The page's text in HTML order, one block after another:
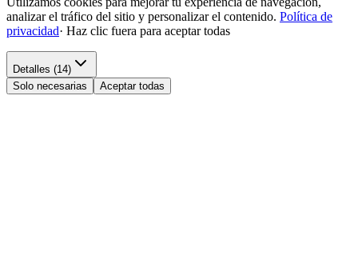
analizar el tráfico del sitio y personalizar el contenido. Política de
privacidad· Haz clic fuera para aceptar todas
Detalles (14)
Solo necesarias
Aceptar todas